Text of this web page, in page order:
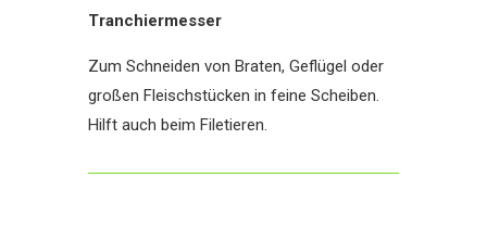
Tranchiermesser
Zum Schneiden von Braten, Geflügel oder
großen Fleischstücken in feine Scheiben.
Hilft auch beim Filetieren.